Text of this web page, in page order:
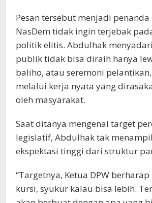
Pesan tersebut menjadi penanda
NasDem tidak ingin terjebak
politik elitis. Abdulhak
publik tidak bisa diraih hanya
baliho, atau seremoni
melalui kerja nyata yang
oleh masyarakat.
Saat ditanya mengenai target
legislatif, Abdulhak tak
ekspektasi tinggi dari struktur
“Targetnya, Ketua DPW
kursi, syukur kalau bisa lebih.